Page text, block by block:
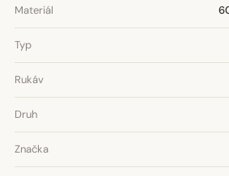
Materiál
Typ
Rukáv
Druh
Značka